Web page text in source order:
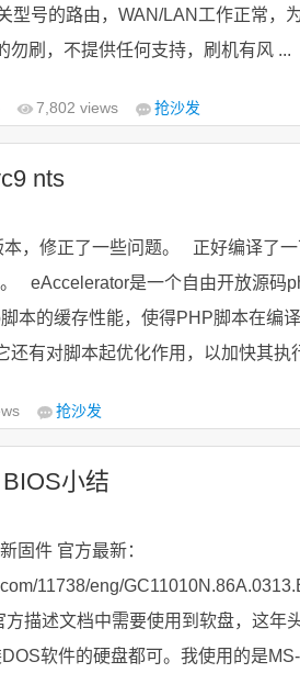
型号的路由，WAN/LAN工作正常，
勿刷，不提供任何支持，刷机有风 ...
7,802 views 抢沙发
nts
本，修正了一些问题。 正好编译了
eAccelerator是一个自由开放源码
本的缓存性能，使得PHP脚本在编
还有对脚本起优化作用，以加快其执
抢沙发
小结
固件 官方最新：
11738/eng/
描述文档中需要使用到软盘，这年
软件的硬盘都可。我使用的是